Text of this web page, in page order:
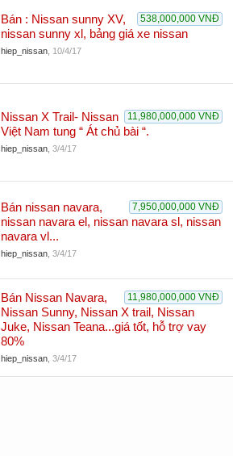
538,000,000 VNĐ
Bán : Nissan sunny XV,
nissan sunny xl, bảng giá xe nissan
hiep_nissan 10/4/17
11,980,000,000 VNĐ
Nissan X Trail- Nissan
Việt Nam tung “ Át chủ bài “.
hiep_nissan 3/4/17
7,950,000,000 VNĐ
Bán nissan navara,
nissan navara el, nissan navara sl, nissan
navara vl...
hiep_nissan 3/4/17
11,980,000,000 VNĐ
Bán Nissan Navara,
Nissan Sunny, Nissan X trail, Nissan
Juke, Nissan Teana...giá tốt, hỗ trợ vay
80%
hiep_nissan 3/4/17